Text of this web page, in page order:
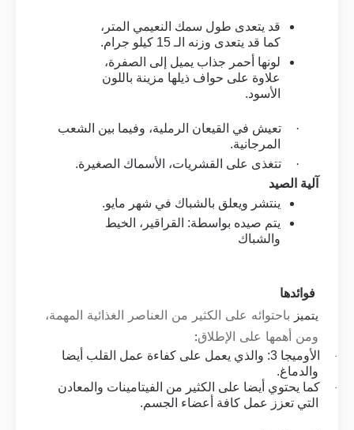
قد يتعدى طول سمك النعيمي المتر،
كما قد يتعدى وزنه الـ 15 كيلو جرام
.
لونها أحمر جذاب يميل إلى الصفرة،
علاوة على حواف ذيلها مزينة باللون
الأسود.
·
تعيش في القيعان الرملية، وفيما بين الشعب
المرجانية.
·
تتغذى على القشريات، الأسماك الصغيرة.
آلية الصيد
ينتشر ويعلق بالشباك في شهر مايو.
يتم صيده بواسطة: القراقير، الخيط
والشباك
فوائدها
يتميز
باحتوائه على الكثير من العناصر الغذائية المهمة،
ومن أهمها على الإطلاق:
·
الأوميجا 3: والذي يعمل على كفاءة عمل القلب أيضا
والدماغ.
·
كما يحتوي أيضا على الكثير من الفيتامينات والمعادن
التي تعزز عمل كافة أعضاء الجسم.